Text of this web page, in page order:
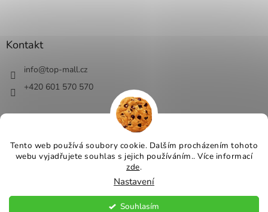
Tento web používá soubory cookie. Dalším procházením tohoto
webu vyjadřujete souhlas s jejich používáním.. Více informací
zde.
Nastavení
Souhlasím
Kontakt
info@top-mall.cz
+420 601 570 570
Vytvořil Shoptet
vyhrazena.